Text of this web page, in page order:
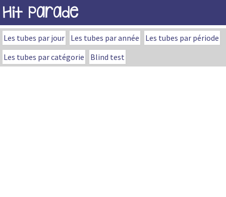
Hit Parade
Les tubes par jour Les tubes par année
Les tubes par période
Les tubes par catégorie
Blind test